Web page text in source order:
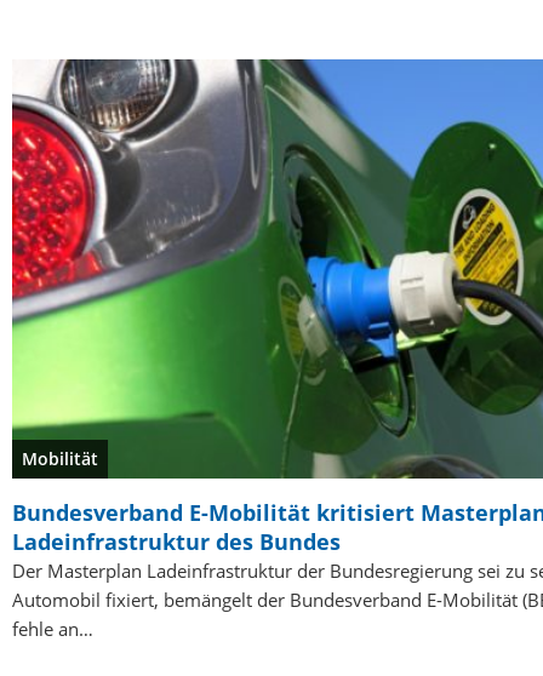
Mobilität
Bundesverband E-Mobilität kritisiert
Ladeinfrastruktur des Bundes
Der Masterplan Ladeinfrastruktur der Bundesregierung sei zu
Automobil fixiert, bemängelt der Bundesverband E-Mobilität
fehle an…